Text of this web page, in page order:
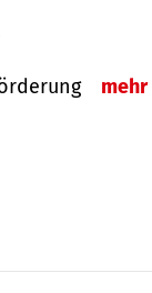
mehr